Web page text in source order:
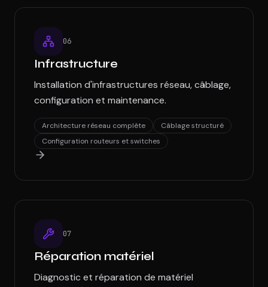
06
Infrastructure
Installation d'infrastructures réseau, câblage,
configuration et maintenance.
Architecture réseau complète
Câblage structuré
Configuration routeurs et switches
07
Réparation matériel
Diagnostic et réparation de matériel